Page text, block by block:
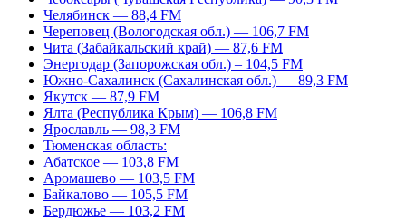
Челябинск — 88,4 FM
Череповец (Вологодская обл.) — 106,7 FM
Чита (Забайкальский край) — 87,6 FM
Энергодар (Запорожская обл.) – 104,5 FM
Южно-Сахалинск (Сахалинская обл.) — 89,3 FM
Якутск — 87,9 FM
Ялта (Республика Крым) — 106,8 FM
Ярославль — 98,3 FM
Тюменская область:
Абатское — 103,8 FM
Аромашево — 103,5 FM
Байкалово — 105,5 FM
Бердюжье — 103,2 FM